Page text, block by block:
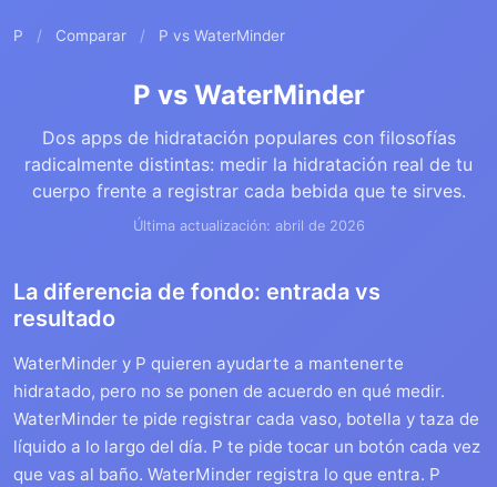
P / Comparar / P vs WaterMinder
P vs WaterMinder
Dos apps de hidratación populares con filosofías
radicalmente distintas: medir la hidratación real de tu
cuerpo frente a registrar cada bebida que te sirves.
Última actualización: abril de 2026
La diferencia de fondo: entrada vs
resultado
WaterMinder y P quieren ayudarte a mantenerte
hidratado, pero no se ponen de acuerdo en qué medir.
WaterMinder te pide registrar cada vaso, botella y taza de
líquido a lo largo del día. P te pide tocar un botón cada vez
que vas al baño. WaterMinder registra lo que entra. P